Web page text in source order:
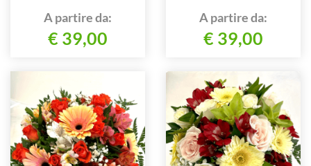
A partire da:
€ 39,00
A partire da:
€ 39,00